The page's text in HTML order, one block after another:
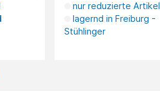
nur reduzierte Artikel
lagernd in Freiburg -
Stühlinger